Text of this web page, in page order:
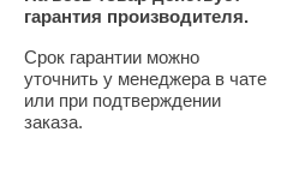
гарантия производителя.
Срок гарантии можно
уточнить у менеджера в чате
или при подтверждении
заказа.